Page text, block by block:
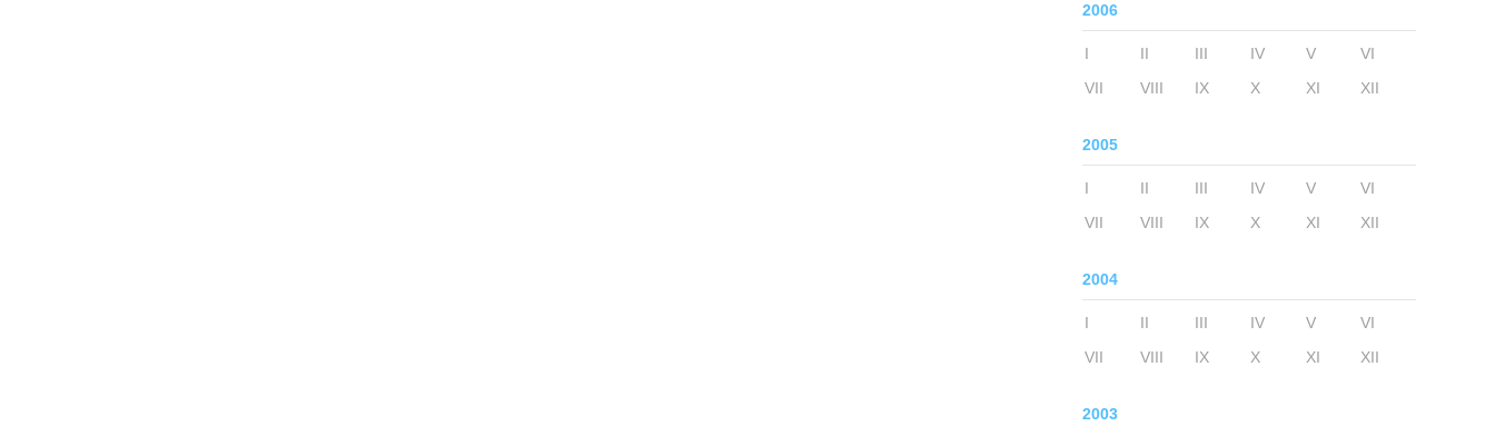
2006
I II III IV V
VI
VII
VIII IX X XI XII
2005
I II III IV V
VI
VII
VIII IX X XI XII
2004
I II III IV V
VI
VII
VIII IX X XI XII
2003